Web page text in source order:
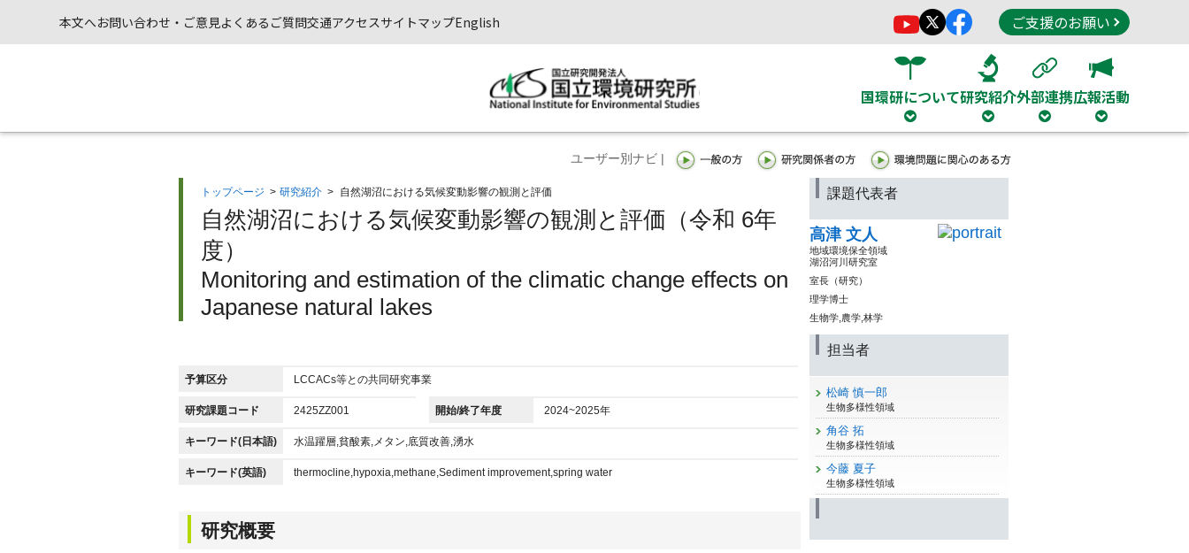
本文へお問い合わせ・ご意見よくあるご質問交通アクセスサイトマップEnglish ご支援のお願い
国環研について研究紹介外部連携広報活動
ユーザー別ナビ |
トップページ > 研究紹介 > 自然湖沼における気候変動影響の観測と評価
自然湖沼における気候変動影響の観測と評価（令和 6年
度）
Monitoring and estimation of the climatic change effects on
Japanese natural lakes
予算区分 LCCACs等との共同研究事業
研究課題コード 2425ZZ001 開始/終了年度 2024~2025年
キーワード(日本語) 水温躍層,貧酸素,メタン,底質改善,湧水
キーワード(英語) thermocline,hypoxia,methane,Sediment improvement,spring water
研究概要
課題代表者
高津 文人
地域環境保全領域
湖沼河川研究室
室長（研究）
理学博士
生物学,農学,林学
担当者
松崎 慎一郎
生物多様性領域
角谷 拓
生物多様性領域
今藤 夏子
生物多様性領域